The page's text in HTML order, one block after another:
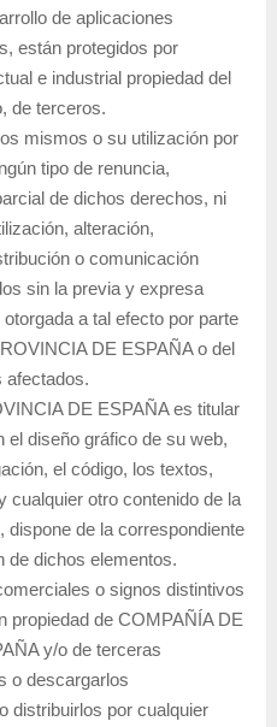
de aplicaciones
están protegidos por
e industrial propiedad del
de terceros.
mismos o su utilización por
tipo de renuncia,
de dichos derechos, ni
alteración,
o comunicación
sin la previa y expresa
a tal efecto por parte
DE ESPAÑA o del
afectados.
DE ESPAÑA es titular
el diseño gráfico de su web,
el código, los textos,
cualquier otro contenido de la
dispone de la correspondiente
de dichos elementos.
o signos distintivos
propiedad de COMPAÑÍA DE
y/o de terceras
o descargarlos
distribuirlos por cualquier